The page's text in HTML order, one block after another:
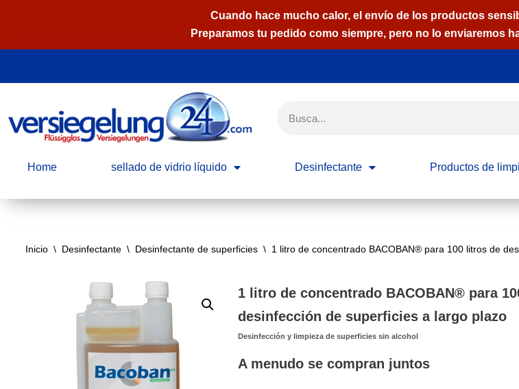
Cuando hace mucho calor, el envío de los productos
Preparamos tu pedido como siempre, pero no lo enviaremos
Home sellado de vidrio líquido Desinfectante Productos de
Inicio \ Desinfectante \ Desinfectante de superficies \ 1 litro de concentrado BACOBAN® para 100 litros de
1 litro de concentrado BACOBAN® para
desinfección de superficies a largo plazo
Desinfección y limpieza de superficies sin alcohol
A menudo se compran juntos